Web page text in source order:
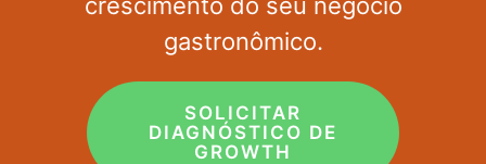
gastronômico.
SOLICITAR
DIAGNÓSTICO DE
GROWTH